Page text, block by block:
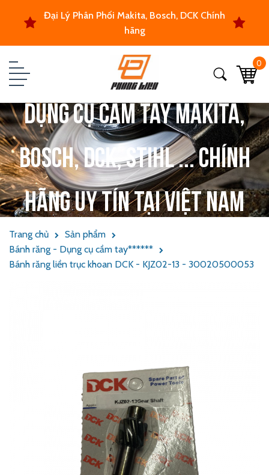
Đại Lý Phân Phối Makita, Bosch, DCK Chính
hãng
0
Dụng cụ cầm tay Makita,
Bosch, DCK, Stihl ... chính
hãng uy tín tại Việt Nam
Trang chủ
Sản phẩm
Bánh răng - Dụng cụ cầm tay******
Bánh răng liền trục khoan DCK - KJZ02-13 - 30020500053